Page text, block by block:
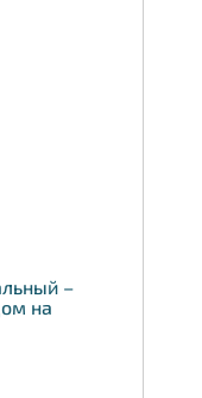
–
на